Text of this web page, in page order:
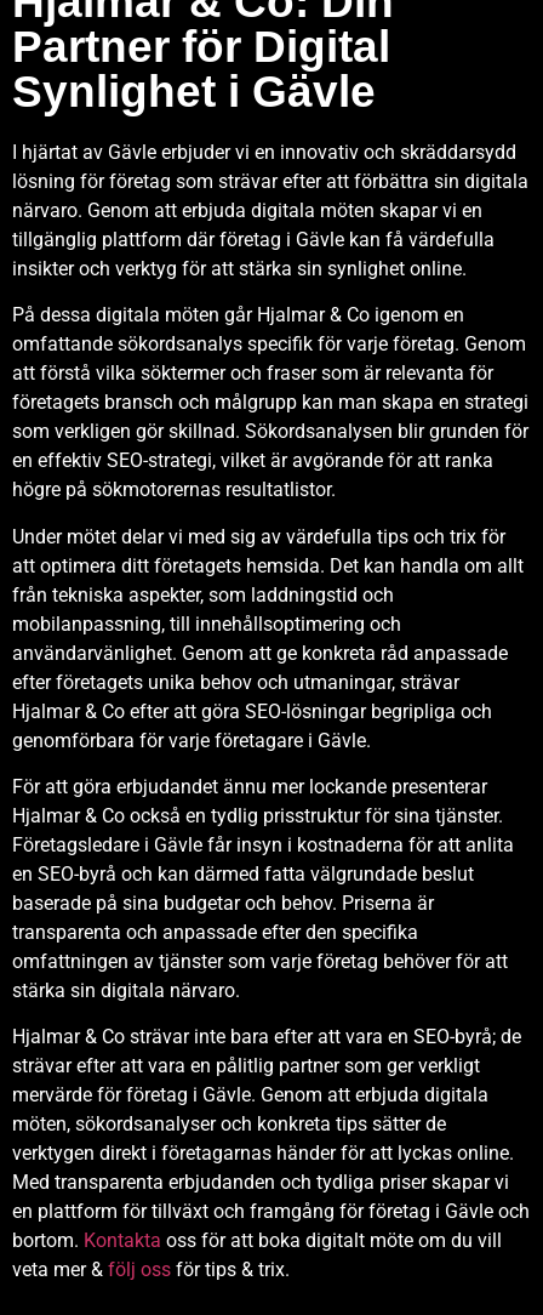
Partner för Digital
Synlighet i Gävle
I hjärtat av Gävle erbjuder vi en innovativ och skräddarsydd
lösning för företag som strävar efter att förbättra sin digitala
närvaro. Genom att erbjuda digitala möten skapar vi en
tillgänglig plattform där företag i Gävle kan få värdefulla
insikter och verktyg för att stärka sin synlighet online.
På dessa digitala möten går Hjalmar & Co igenom en
omfattande sökordsanalys specifik för varje företag. Genom
att förstå vilka söktermer och fraser som är relevanta för
företagets bransch och målgrupp kan man skapa en strategi
som verkligen gör skillnad. Sökordsanalysen blir grunden för
en effektiv SEO-strategi, vilket är avgörande för att ranka
högre på sökmotorernas resultatlistor.
Under mötet delar vi med sig av värdefulla tips och trix för
att optimera ditt företagets hemsida. Det kan handla om allt
från tekniska aspekter, som laddningstid och
mobilanpassning, till innehållsoptimering och
användarvänlighet. Genom att ge konkreta råd anpassade
efter företagets unika behov och utmaningar, strävar
Hjalmar & Co efter att göra SEO-lösningar begripliga och
genomförbara för varje företagare i Gävle.
För att göra erbjudandet ännu mer lockande presenterar
Hjalmar & Co också en tydlig prisstruktur för sina tjänster.
Företagsledare i Gävle får insyn i kostnaderna för att anlita
en SEO-byrå och kan därmed fatta välgrundade beslut
baserade på sina budgetar och behov. Priserna är
transparenta och anpassade efter den specifika
omfattningen av tjänster som varje företag behöver för att
stärka sin digitala närvaro.
Hjalmar & Co strävar inte bara efter att vara en SEO-byrå; de
strävar efter att vara en pålitlig partner som ger verkligt
mervärde för företag i Gävle. Genom att erbjuda digitala
möten, sökordsanalyser och konkreta tips sätter de
verktygen direkt i företagarnas händer för att lyckas online.
Med transparenta erbjudanden och tydliga priser skapar vi
en plattform för tillväxt och framgång för företag i Gävle och
bortom. Kontakta oss för att boka digitalt möte om du vill
veta mer & följ oss för tips & trix.